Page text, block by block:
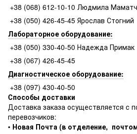
+38 (068) 612-10-10 Людмила
+38 (050) 426-45-45 Ярослав Стогний
Лабораторное оборудование:
+38 (050) 330-40-50 Надежда Примак
+38 (067) 426-45-45
Диагностическое оборудование:
+38 (097) 430-40-50
Способы доставки
Доставка заказа осуществляется с
перевозчиков:
• Новая Почта (в отделение,